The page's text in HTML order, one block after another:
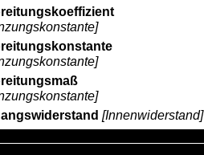
[Innenwiderstand]